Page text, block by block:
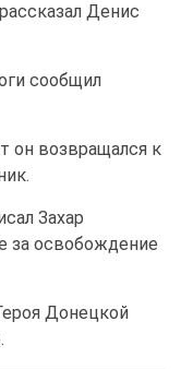
Денис
сообщил
он возвращался к
Захар
за освобождение
Донецкой